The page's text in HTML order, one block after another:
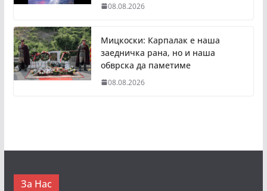
08.08.2026
Мицкоски: Карпалак е наша
заедничка рана, но и наша
обврска да паметиме
08.08.2026
За Нас